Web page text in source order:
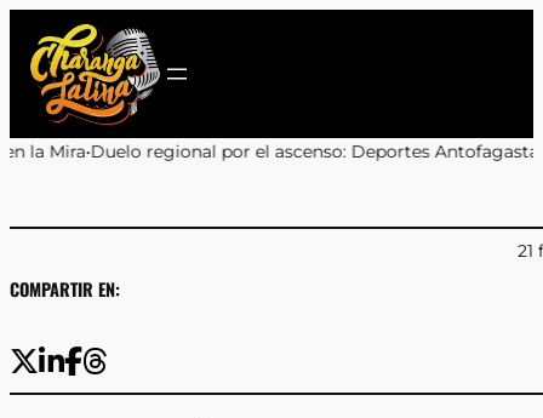
contenido
por el ascenso: Deportes Antofagasta y Cobreloa se
COMPARTIR EN:
21